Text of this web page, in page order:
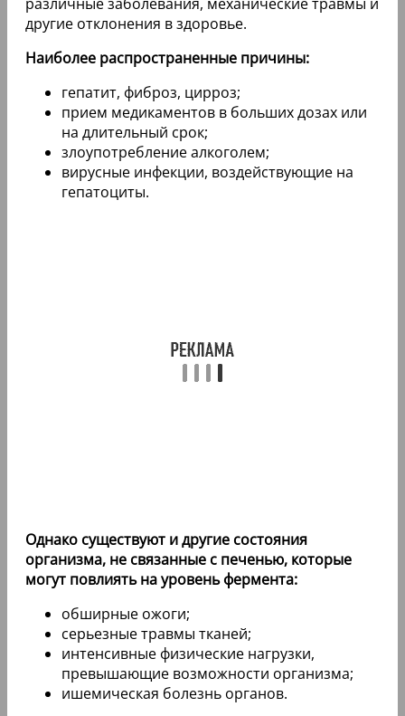
другие отклонения в здоровье.
Наиболее распространенные причины:
гепатит, фиброз, цирроз;
прием медикаментов в больших дозах или
на длительный срок;
злоупотребление алкоголем;
вирусные инфекции, воздействующие на
гепатоциты.
Однако существуют и другие состояния
организма, не связанные с печенью, которые
могут повлиять на уровень фермента:
обширные ожоги;
серьезные травмы тканей;
интенсивные физические нагрузки,
превышающие возможности организма;
ишемическая болезнь органов.